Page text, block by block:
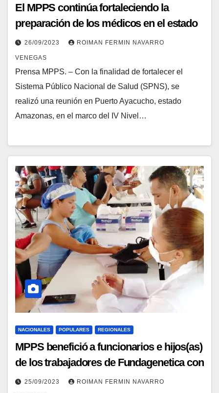
El MPPS continúa fortaleciendo la
preparación de los médicos en el estado
Amazonas
26/09/2023 ROIMAN FERMIN NAVARRO
VENEGAS
Prensa MPPS. – Con la finalidad de fortalecer el
Sistema Público Nacional de Salud (SPNS), se
realizó una reunión en Puerto Ayacucho, estado
Amazonas, en el marco del IV Nivel…
NACIONALES POPULARES REGIONALES
MPPS benefició a funcionarios e hijos(as)
de los trabajadores de Fundagenetica con
Jornada Integral
25/09/2023 ROIMAN FERMIN NAVARRO